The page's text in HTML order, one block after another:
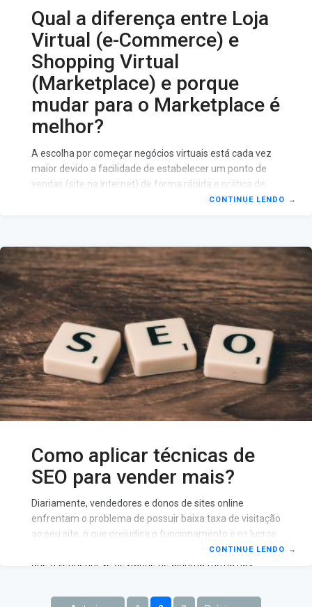
Qual a diferença entre Loja
Virtual (e-Commerce) e
Shopping Virtual
(Marketplace) e porque
mudar para o Marketplace é
melhor?
A escolha por começar negócios virtuais está cada vez
maior devido a facilidade de estabelecer um ponto de
vendas (site na internet) de forma rápida e prática de
qualquer lugar do mundo, além disso, não é realmente
quando você está iniciando seu negócio agora, você
tende a ter uma dúvida muito comum sobre qual seria a
melhor forma de começar seu site, e essa duvida é: e-
commerce ou marketplace?
CONTINUE LENDO →
Como aplicar técnicas de
SEO para vender mais?
Diariamente, vendedores e donos de sites online
enfrentam o problema de possuir baixa taxa de visitação
ao seu site, o que prejudica o funcionamento e os lucros
gerados a partir deste site. Sendo assim, é importante
que o vendedor se destaque de alguma forma nas
isso é possível através de uma estratégia chamada
CONTINUE LENDO →